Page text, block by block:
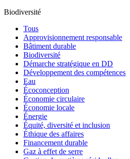
Biodiversité
Tous
Approvisionnement responsable
Bâtiment durable
Biodiversité
Démarche stratégique en DD
Développement des compétences
Eau
Écoconception
Économie circulaire
Économie locale
Énergie
Équité, diversité et inclusion
Éthique des affaires
Financement durable
Gaz à effet de serre